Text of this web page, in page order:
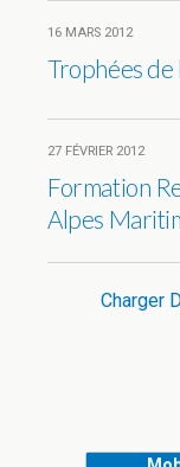
16 MARS 2012
Trophées de
27 FÉVRIER 2012
Formation
Alpes
Charger